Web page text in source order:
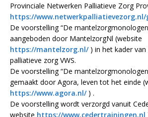
Provinciale Netwerken Palliatieve Zorg
https://www.netwerkpalliatievezorg.nl/
De voorstelling “De
aangeboden door MantelzorgNl (website
https://mantelzorg.nl/) in het kader van
palliatieve zorg VWS.
De voorstelling “De
gemaakt door Agora, leven tot het einde
https://www.agora.nl/) .
De voorstelling wordt verzorgd vanuit
website https://www.cedertrainingen.nl